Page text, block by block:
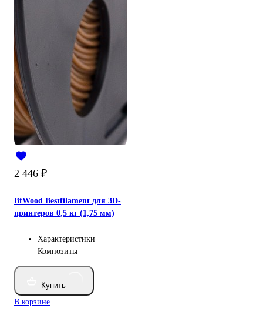
2 446 ₽
BfWood Bestfilament для 3D-
принтеров 0,5 кг (1,75 мм)
Характеристики
Композиты
Купить
В корзине